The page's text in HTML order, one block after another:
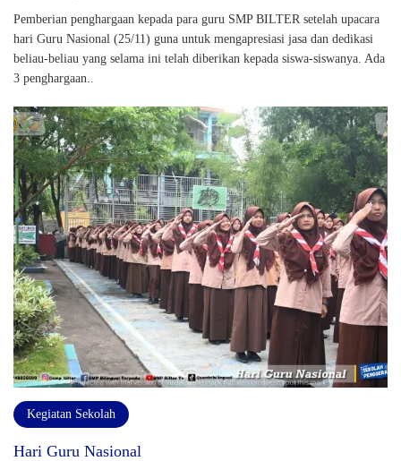
Pemberian penghargaan kepada para guru SMP BILTER setelah upacara
hari Guru Nasional (25/11) guna untuk mengapresiasi jasa dan dedikasi
beliau-beliau yang selama ini telah diberikan kepada siswa-siswanya. Ada
3 penghargaan..
Kegiatan Sekolah
Hari Guru Nasional